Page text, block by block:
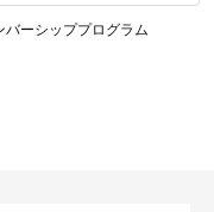
ーシッププログラム